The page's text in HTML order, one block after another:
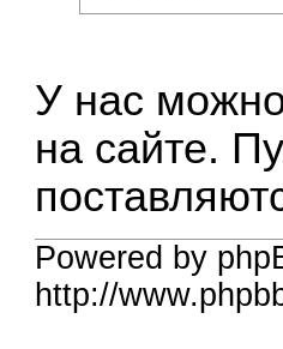
У нас можно
на сайте.
Powered by
http://